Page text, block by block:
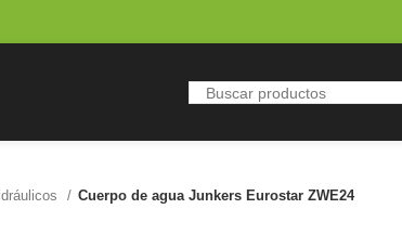
Cuerpo de agua Junkers Eurostar ZWE24